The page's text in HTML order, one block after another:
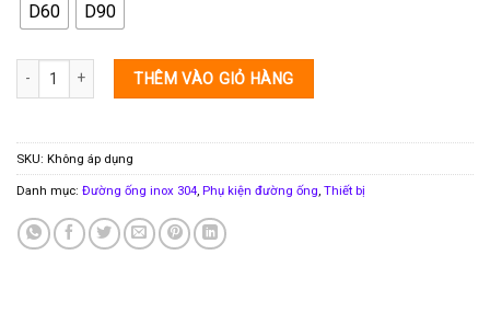
193.000 ₫
D60 D90
Nắp bịt đường ống inox 304 số lượng
THÊM VÀO GIỎ HÀNG
SKU: Không áp dụng
Danh mục: Đường ống inox 304 Phụ kiện đường ống Thiết bị